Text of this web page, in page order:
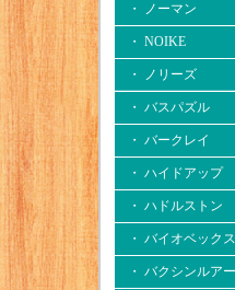
・ ノーマン
・ NOIKE
・ ノリーズ
・ バスパズル
・ バークレイ
・ ハイドアップ
・ ハドルストン
・ バイオベックス
・ バクシンルアー